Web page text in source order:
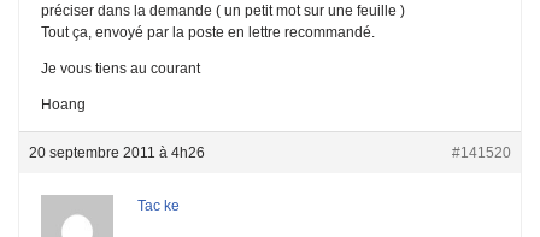
préciser dans la demande ( un petit mot sur une feuille )
Tout ça, envoyé par la poste en lettre recommandé.
Je vous tiens au courant
Hoang
20 septembre 2011 à 4h26 #141520
Tac ke